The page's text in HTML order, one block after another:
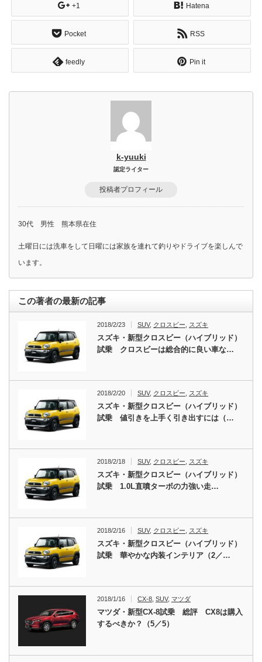
+1 Hatena
Pocket RSS
feedly Pin it
k-yuuki
認定ライター
投稿者プロフィール
30代 男性 熊本県在住
土曜日には洗車をして日曜には家族を連れて釣りやドライブを楽しんで
います。
この著者の最新の記事
2018/2/23 SUV, クロスビー スズキ
スズキ・新型クロスビー（ハイブリッド）
試乗 クロスビーは総合的に良い車な…
2018/2/20 SUV, クロスビー スズキ
スズキ・新型クロスビー（ハイブリッド）
試乗 値引きを上手く引き出すには（…
2018/2/18 SUV, クロスビー, スズキ
スズキ・新型クロスビー（ハイブリッド）
試乗 1.0L直噴ターボの力強い走…
2018/2/16 SUV, クロスビー スズキ
スズキ・新型クロスビー（ハイブリッド）
試乗 華やかな内装インテリア（2／…
2018/1/16 CX-8 ,SUV, マツダ
マツダ・新型CX-8試乗 総評 CX8は購入
するべきか？（5／5）